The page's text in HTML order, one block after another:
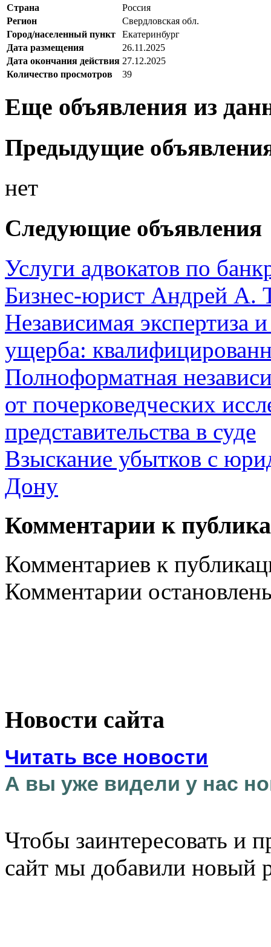
Страна
Россия
Регион
Свердловская обл.
Город/населенный пункт
Екатеринбург
Дата размещения
26.11.2025
Дата окончания действия 27.12.2025
Количество просмотров
39
Еще объявления из
Предыдущие
нет
Следующие объявления
Услуги адвокатов по
Бизнес-юрист Андрей А.
Независимая экспертиза
ущерба:
Полноформатная
от почерковедческих
представительства в суде
Взыскание убытков с
Дону
Комментарии к
Комментариев к
Комментарии
Новости сайта
Читать все новости
А вы уже видели у нас
Чтобы заинтересовать и
сайт мы добавили новый